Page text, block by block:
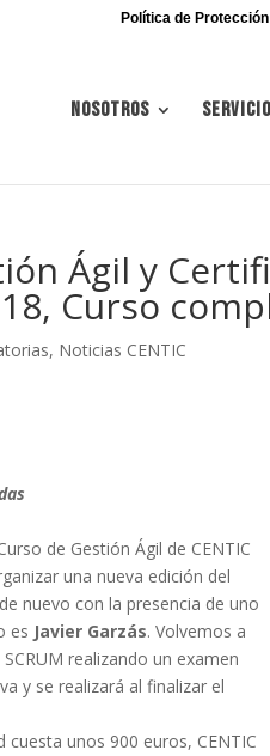
Política de
Nosotros
Ágil y
Curso
, Noticias CENTIC
de Gestión Ágil de CENTIC
una nueva edición del
nuevo con la presencia de uno
es Javier Garzás. Volvemos a
realizando un examen
y se realizará al finalizar el
unos 900 euros, CENTIC